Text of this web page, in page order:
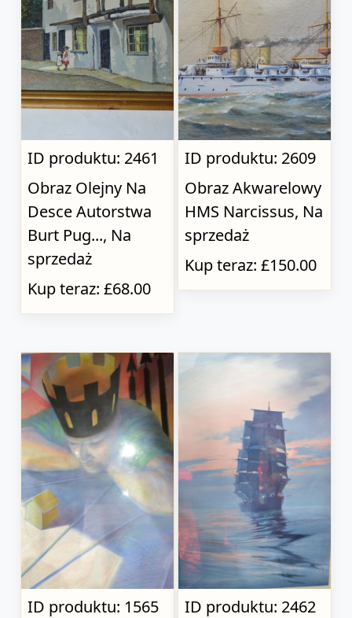
ID produktu: 2461
Obraz Olejny Na
Desce Autorstwa
Burt Pug..., Na
sprzedaż
Kup teraz: £68.00
ID produktu: 2609
Obraz Akwarelowy
HMS Narcissus, Na
sprzedaż
Kup teraz: £150.00
ID produktu: 1565
ID produktu: 2462